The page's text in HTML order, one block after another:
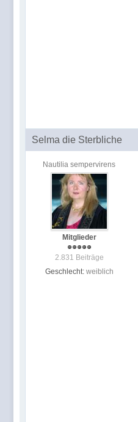
Selma die Sterbliche
Nautilia sempervirens
Mitglieder
2.831 Beiträge
Geschlecht: weiblich